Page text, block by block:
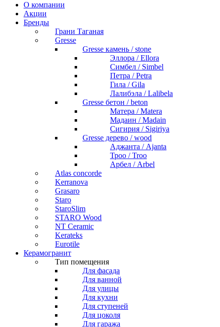
О компании
Акции
Бренды
Грани Таганая
Gresse
Gresse камень / stone
Эллора / Ellora
Симбел / Simbel
Петра / Petra
Гила / Gila
Лалибэла / Lalibela
Gresse бетон / beton
Матера / Matera
Мадаин / Madain
Сигирия / Sigiriya
Gresse дерево / wood
Аджанта / Ajanta
Троо / Troo
Арбел / Arbel
Atlas concorde
Kerranova
Grasaro
Staro
StaroSlim
STARO Wood
NT Ceramic
Kerateks
Eurotile
Керамогранит
Тип помещения
Для фасада
Для ванной
Для улицы
Для кухни
Для ступеней
Для цоколя
Для гаража